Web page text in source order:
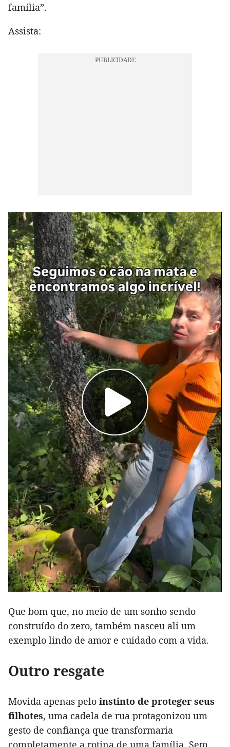
família”.
Assista:
Que bom que, no meio de um sonho sendo
construído do zero, também nasceu ali um
exemplo lindo de amor e cuidado com a vida.
Outro resgate
Movida apenas pelo instinto de proteger seus
filhotes, uma cadela de rua protagonizou um
gesto de confiança que transformaria
completamente a rotina de uma família. Sem